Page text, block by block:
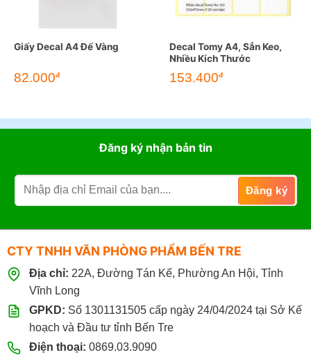
Giấy Decal A4 Đế Vàng
82.000đ
Decal Tomy A4, Sẳn Keo,
Nhiều Kích Thước
153.400đ
Đăng ký nhận bản tin
CTY TNHH VĂN PHÒNG PHẨM BẾN TRE
Địa chỉ: 22A, Đường Tán Kế, Phường An Hội, Tỉnh
Vĩnh Long
GPKD: Số 1301131505 cấp ngày 24/04/2024 tại Sở Kế
hoạch và Đầu tư tỉnh Bến Tre
Điện thoại: 0869.03.9090